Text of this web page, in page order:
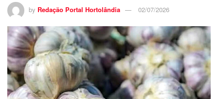
by Redação Portal Hortolândia 02/07/2026